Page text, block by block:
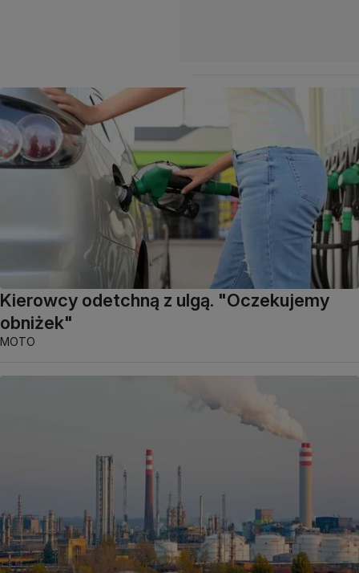
Kierowcy odetchną z ulgą. "Oczekujemy
obniżek"
MOTO